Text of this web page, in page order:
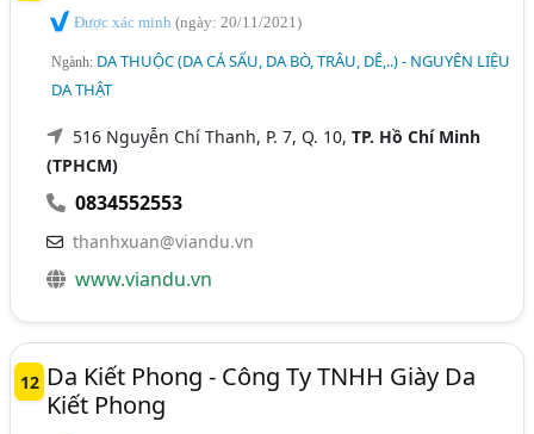
Được xác minh(ngày: 20/11/2021)
Ngành: DA THUỘC (DA CÁ SẤU, DA BÒ, TRÂU, DÊ,..) - NGUYÊN LIỆU
DA THẬT
516 Nguyễn Chí Thanh, P. 7, Q. 10,TP. Hồ Chí Minh
(TPHCM)
0834552553
thanhxuan@viandu.vn
www.viandu.vn
12 Da Kiết Phong - Công Ty TNHH Giày Da
Kiết Phong